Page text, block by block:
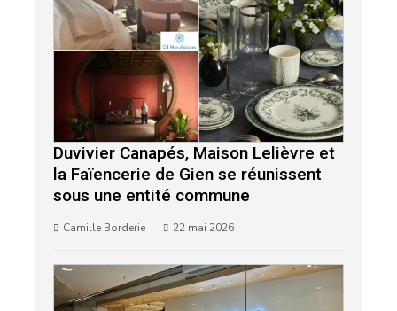
Duvivier Canapés, Maison Lelièvre et
la Faïencerie de Gien se réunissent
sous une entité commune
Camille Borderie 22 mai 2026